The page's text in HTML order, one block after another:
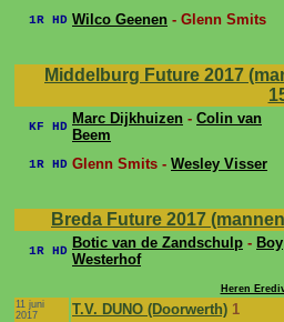
1R HD Wilco Geenen - Glenn Smits
Middelburg Future 2017
KF HD Marc Dijkhuizen - Colin van
Beem
1R HD Glenn Smits - Wesley Visser
Breda Future 2017
1R HD Botic van de Zandschulp - Boy
Westerhof
Heren
11 juni
2017
T.V. DUNO (Doorwerth) 1